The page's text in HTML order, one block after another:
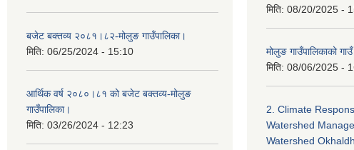
बजेट बक्तव्य २०८१।८२-मोलुङ गाउँपालिका।
मिति: 06/25/2024 - 15:10
आर्थिक वर्ष २०८०।८१ को बजेट बक्तव्य-मोलुङ
गाउँपालिका।
मिति: 03/26/2024 - 12:23
मिति: 08/20/2025 -
मोलुङ गाउँपालिकाको गाउँ
मिति: 08/06/2025 -
2. Climate
Watershed
Watershed